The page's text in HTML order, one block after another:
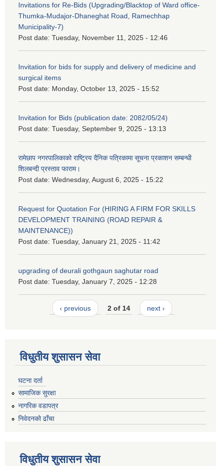
Invitations for Re-Bids (Upgrading/Blacktop of Ward office-
Thumka-Mudajor-Dhaneghat Road, Ramechhap
Municipality-7)
Post date: Tuesday, November 11, 2025 - 12:46
Invitation for bids for supply and delivery of medicine and
surgical items
Post date: Monday, October 13, 2025 - 15:52
Invitation for Bids (publication date: 2082/05/24)
Post date: Tuesday, September 9, 2025 - 13:13
रामेछाप नगरपालिकाको राष्ट्रिय दैनिक पत्रिकामा सूचना प्रकाशन सम्बन्धी
शिलबन्दी प्रस्ताव फाराम।
Post date: Wednesday, August 6, 2025 - 15:22
Request for Quotation For (HIRING A FIRM FOR SKILLS
DEVELOPMENT TRAINING (ROAD REPAIR &
MAINTENANCE))
Post date: Tuesday, January 21, 2025 - 11:42
upgrading of deurali gothgaun saghutar road
Post date: Tuesday, January 7, 2025 - 12:28
‹ previous 2 of 14 next ›
विधुतीय शुसासन सेवा
घटना दर्ता
सामाजिक सुरक्षा
नागरिक वडापत्र
निवेदनको ढाँचा
विधुतीय शुसासन सेवा